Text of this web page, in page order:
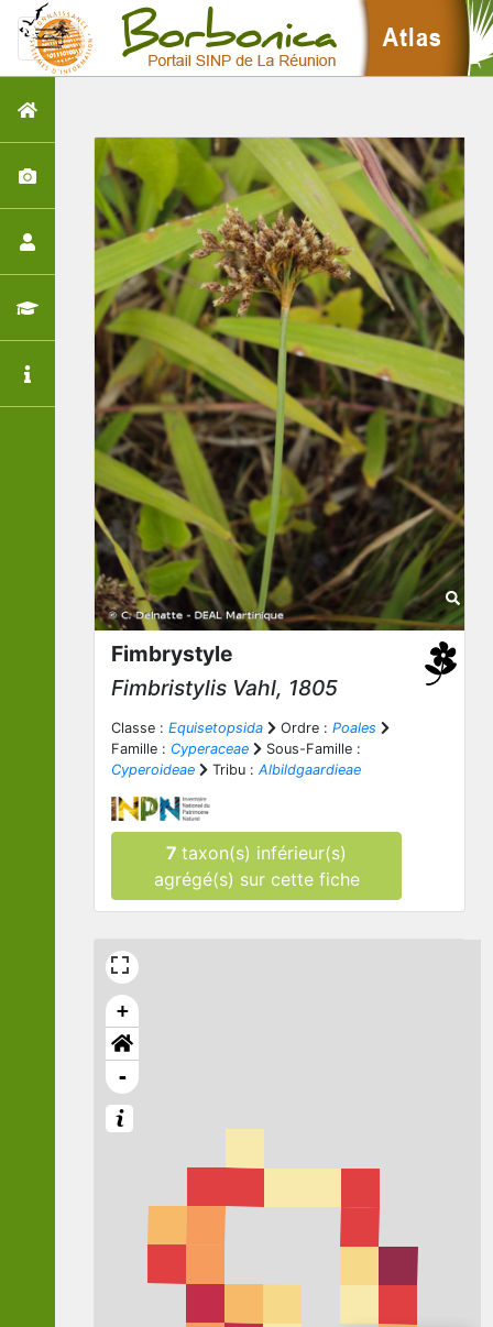
Fimbrystyle
Fimbristylis Vahl, 1805
Classe : Equisetopsida Ordre : Poales
Famille : Cyperaceae
Sous-Famille :
Cyperoideae
Tribu : Albildgaardieae
7taxon(s) inférieur(s)
agrégé(s) sur cette fiche
+
-